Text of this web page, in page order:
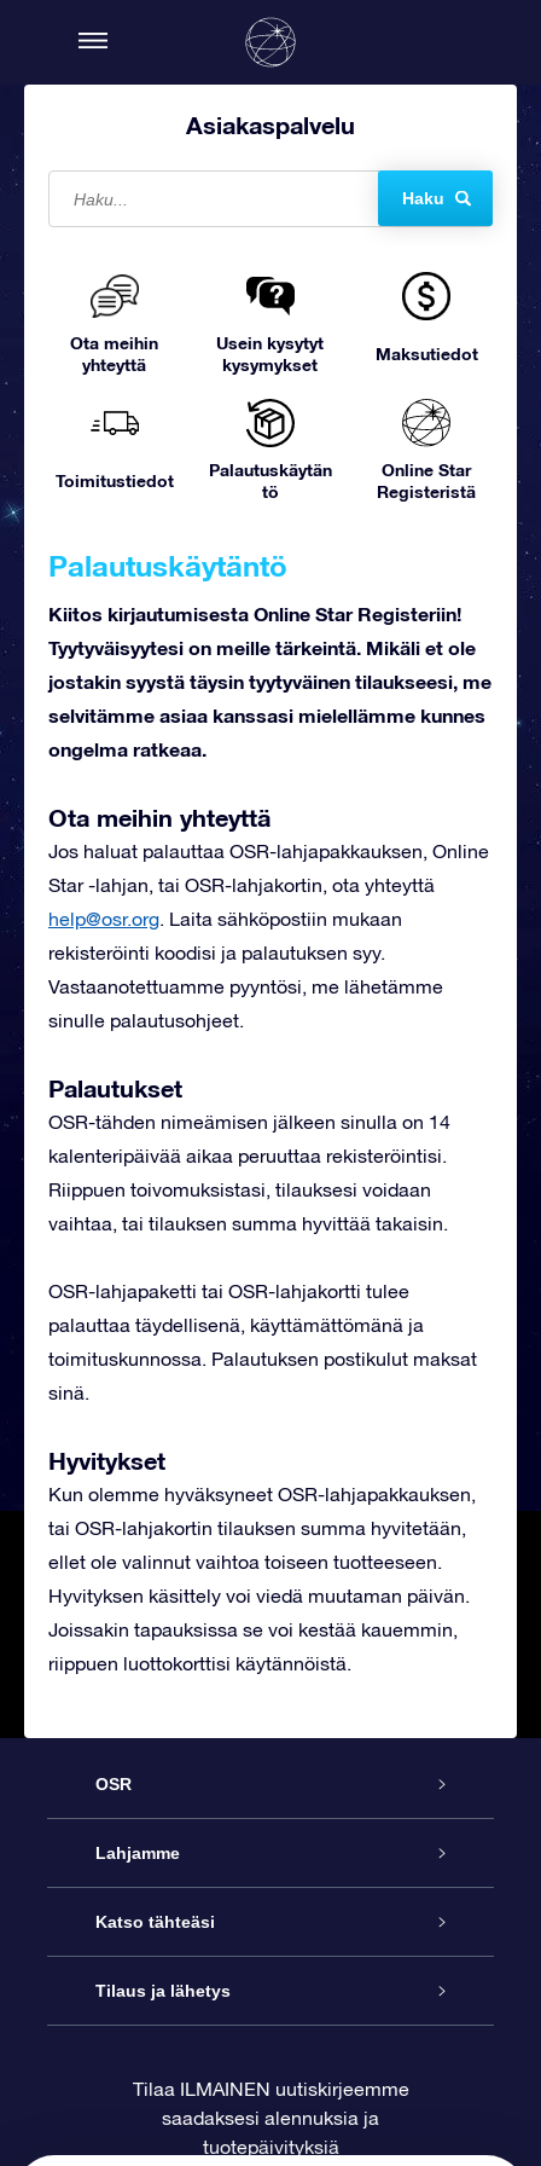
Asiakaspalvelu
Haku
Ota meihin
yhteyttä
Usein kysytyt
kysymykset
Maksutiedot
Toimitustiedot
Palautuskäytän
tö
Online Star
Registeristä
Palautuskäytäntö
Kiitos kirjautumisesta Online Star Registeriin!
Tyytyväisyytesi on meille tärkeintä. Mikäli et ole
jostakin syystä täysin tyytyväinen tilaukseesi, me
selvitämme asiaa kanssasi mielellämme kunnes
ongelma ratkeaa.
Ota meihin yhteyttä
Jos haluat palauttaa OSR-lahjapakkauksen, Online
Star -lahjan, tai OSR-lahjakortin, ota yhteyttä
help@osr.org. Laita sähköpostiin mukaan
rekisteröinti koodisi ja palautuksen syy.
Vastaanotettuamme pyyntösi, me lähetämme
sinulle palautusohjeet.
Palautukset
OSR-tähden nimeämisen jälkeen sinulla on 14
kalenteripäivää aikaa peruuttaa rekisteröintisi.
Riippuen toivomuksistasi, tilauksesi voidaan
vaihtaa, tai tilauksen summa hyvittää takaisin.
OSR-lahjapaketti tai OSR-lahjakortti tulee
palauttaa täydellisenä, käyttämättömänä ja
toimituskunnossa. Palautuksen postikulut maksat
sinä.
Hyvitykset
Kun olemme hyväksyneet OSR-lahjapakkauksen,
tai OSR-lahjakortin tilauksen summa hyvitetään,
ellet ole valinnut vaihtoa toiseen tuotteeseen.
Hyvityksen käsittely voi viedä muutaman päivän.
Joissakin tapauksissa se voi kestää kauemmin,
riippuen luottokorttisi käytännöistä.
OSR
Palvelu
Ota meihin yhteyttä
Blogi
Arvostelut
Lahjamme
Online Star -lahja
OSR-lahjapakkaus
OSR-lahjakortti
Katso tähteäsi
Star Register
Henkilökohtainen Tähtisivu
Tilaus ja lähetys
Maksutiedot
Tilaa ILMAINEN uutiskirjeemme
saadaksesi alennuksia ja
tuotepäivityksiä